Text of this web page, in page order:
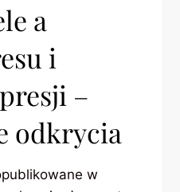
a
i
–
odkrycia
w